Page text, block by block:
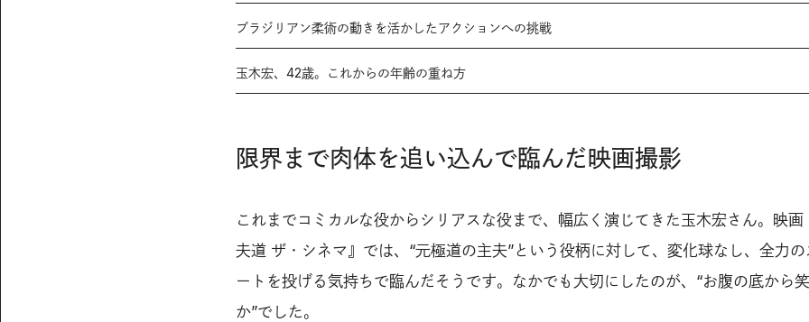
ブラジリアン柔術の動きを活かしたアクションへの挑戦
玉木宏、42歳。これからの年齢の重ね方
限界まで肉体を追い込んで臨んだ映画撮影
これまでコミカルな役からシリアスな役まで、幅広く演じてきた玉木宏さん。映画
夫道 ザ・シネマ』では、“元極道の主夫”という役柄に対して、変化球なし、全力
ートを投げる気持ちで臨んだそうです。なかでも大切にしたのが、“お腹の底から
か”でした。